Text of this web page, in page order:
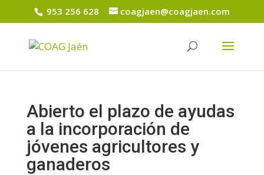
953 256 628 coagjaen@coagjaen.com
Abierto el plazo de ayudas
a la incorporación de
jóvenes agricultores y
ganaderos